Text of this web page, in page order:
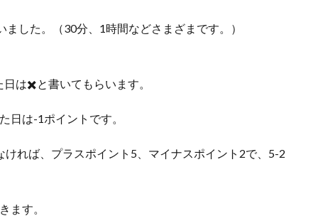
した。（30分、1時間などさまざまです。）
は✖️と書いてもらいます。
日は-1ポイントです。
れば、プラスポイント5、マイナスポイント2で、5-2
ます。